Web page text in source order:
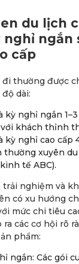
du lịch
nghỉ ngắn
cấp
đi thường được
độ dài:
kỳ nghỉ ngắn
khách thỉnh
kỳ nghỉ cao cấp
thường xuyên
tế ABC).
nghiệm và
có xu hướng
mức chi tiêu
ra các cơ hội rõ
phẩm:
ngắn: Các gói